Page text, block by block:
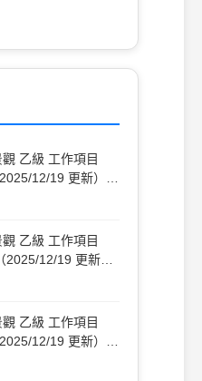
器 。
乙級 工作項目
12/19 更新）
乙級 工作項目
2025/12/19 更新）
乙級 工作項目
12/19 更新）